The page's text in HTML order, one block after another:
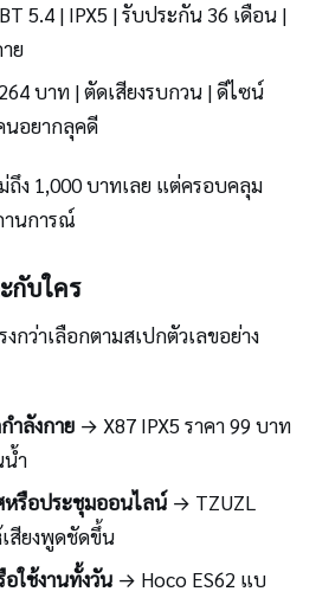
5.4 | IPX5 | รับประกัน 36 เดือน |
ย
บาท | ตัดเสียงรบกวน | ดีไซน์
นอยากลุคดี
ถึง 1,000 บาทเลย แต่ครอบคลุม
านการณ์
กับใคร
กว่าเลือกตามสเปกตัวเลขอย่าง
ำลังกาย→ X87 IPX5 ราคา 99 บาท
ำ
รือประชุมออนไลน์→ TZUZL
เสียงพูดชัดขึ้น
ใช้งานทั้งวัน→ Hoco ES62 แบ